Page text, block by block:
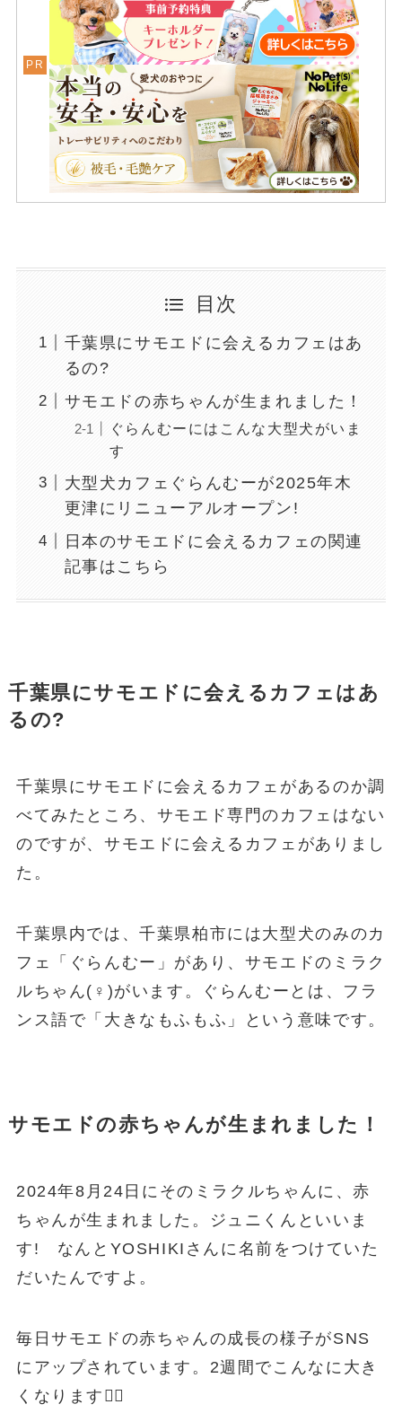
目次
千葉県にサモエドに会えるカフェはあ
るの?
サモエドの赤ちゃんが生まれました！
ぐらんむーにはこんな大型犬がいま
す
大型犬カフェぐらんむーが2025年木
更津にリニューアルオープン!
日本のサモエドに会えるカフェの関連
記事はこちら
千葉県にサモエドに会えるカフェはあ
るの?
千葉県にサモエドに会えるカフェがあるのか調
べてみたところ、サモエド専門のカフェはない
のですが、サモエドに会えるカフェがありまし
た。
千葉県内では、千葉県柏市には大型犬のみのカ
フェ「ぐらんむー」があり、サモエドのミラク
ルちゃん(♀)がいます。ぐらんむーとは、フラ
ンス語で「大きなもふもふ」という意味です。
サモエドの赤ちゃんが生まれました！
2024年8月24日にそのミラクルちゃんに、赤
ちゃんが生まれました。ジュニくんといいま
す! なんとYOSHIKIさんに名前をつけていた
だいたんですよ。
毎日サモエドの赤ちゃんの成長の様子がSNS
にアップされています。2週間でこんなに大き
くなります🐕‍🦺